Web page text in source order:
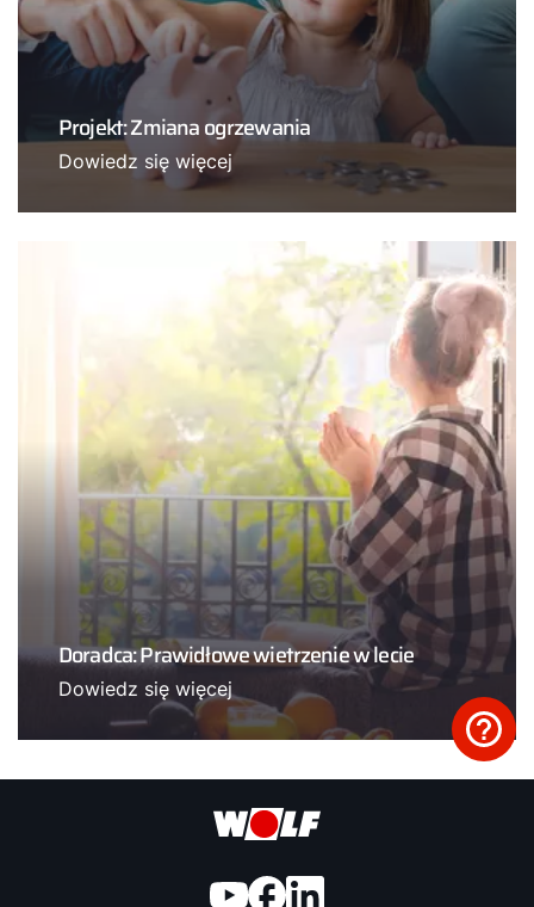
Projekt: Zmiana ogrzewania
Dowiedz się więcej
Doradca: Prawidłowe wietrzenie w lecie
Dowiedz się więcej